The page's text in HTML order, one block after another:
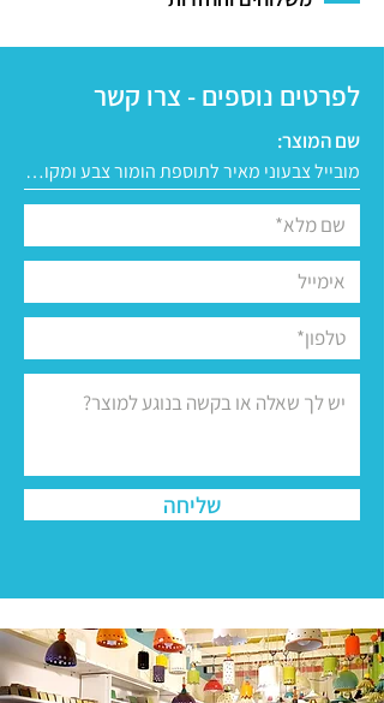
לפרטים נוספים - צרו קשר
שם המוצר:
שליחה